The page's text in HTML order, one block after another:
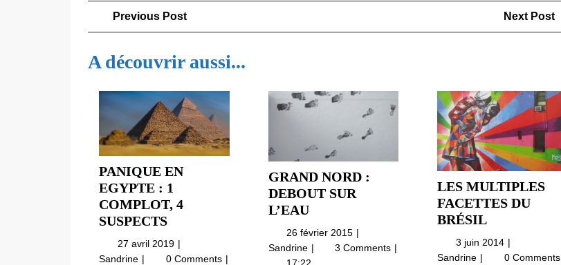
Navigation
de
l’article
Previous PostPrevious
Next Post
A découvrir aussi...
PANIQUE EN
EGYPTE : 1
COMPLOT, 4
SUSPECTSPANIQUE
EN
EGYPTE
27 avril 2019 27
avril
Sandrine Panique0 Comments
GRAND NORD :
DEBOUT SUR
L’EAUGRAND
NORD
:
DEBOUT
26 février 2015 26
février
Sandrine Grand
Nord
3 Comments
LES MULTIPLES
FACETTES DU
BRÉSILLES
MULTIPLES
FACETTES
3 juin 2014 3
juin
Sandrine Les
0 Comments